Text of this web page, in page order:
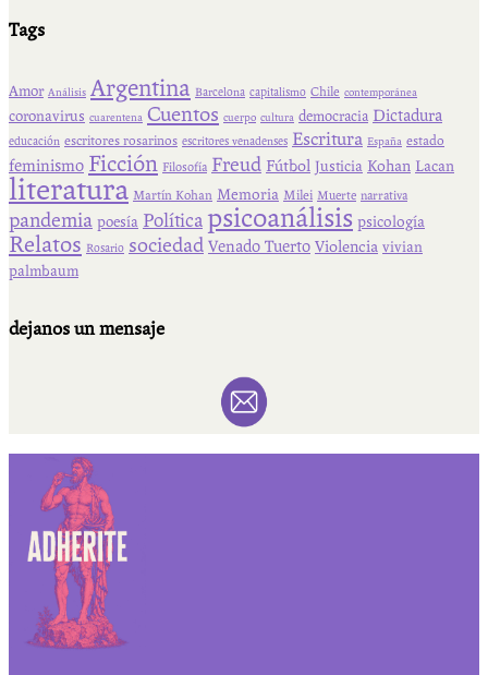
Tags
Amor Análisis Argentina Barcelona capitalismo Chile contemporánea
coronavirus cuarentena Cuentos cuerpo cultura democracia Dictadura
educación escritores rosarinos escritores venadenses Escritura España estado
feminismo Ficción Filosofía Freud Fútbol Justicia Kohan Lacan
literatura Martín Kohan Memoria Milei Muerte narrativa
pandemia poesía Política psicoanálisis psicología
Relatos Rosario sociedad Venado Tuerto Violencia vivian
palmbaum
dejanos un mensaje